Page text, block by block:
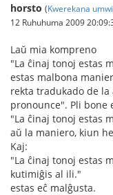
horsto (Kwerekana
12 Ruhuhuma 2009
Laŭ mia kompreno
"La ĉinaj tonoj estas
estas malbona
rekta tradukado de
pronounce". Pli bone
"La ĉinaj tonoj estas
aŭ la maniero, kiun
Kaj:
"La ĉinaj tonoj estas
kutimiĝis al ili."
estas eĉ malĝusta.